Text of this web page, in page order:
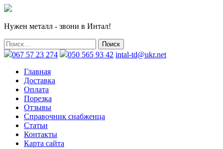
Нужен металл - звони в Интал!
067 57 23 274 050 565 93 42 intal-td@ukr.net
Главная
Доставка
Оплата
Порезка
Отзывы
Справочник снабженца
Статьи
Контакты
Карта сайта